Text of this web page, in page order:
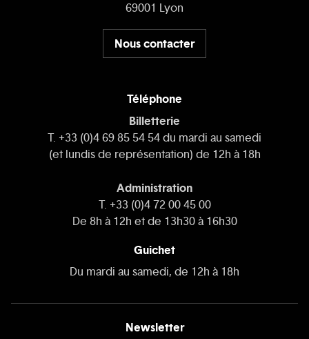
69001 Lyon
Nous contacter
Téléphone
Billetterie
T. +33 (0)4 69 85 54 54 du mardi au samedi
(et lundis de représentation) de 12h à 18h
Administration
T. +33 (0)4 72 00 45 00
De 8h à 12h et de 13h30 à 16h30
Guichet
Du mardi au samedi, de 12h à 18h
Newsletter